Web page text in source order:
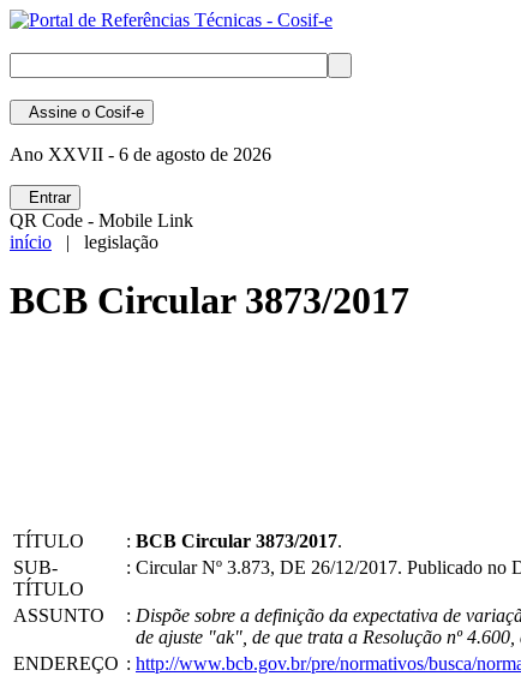
Assine o Cosif-e
Ano XXVII - 6 de agosto de 2026
Entrar
QR Code - Mobile Link
início | legislação
BCB Circular 3873/2017
TÍTULO : BCB Circular 3873/2017.
SUB-
TÍTULO
: Circular Nº 3.873, DE 26/12/2017. Publicado no
ASSUNTO : Dispõe sobre a definição da expectativa de
de ajuste "ak", de que trata a Resolução nº 4.600,
ENDEREÇO : http://www.bcb.gov.br/pre/normativos/busca/